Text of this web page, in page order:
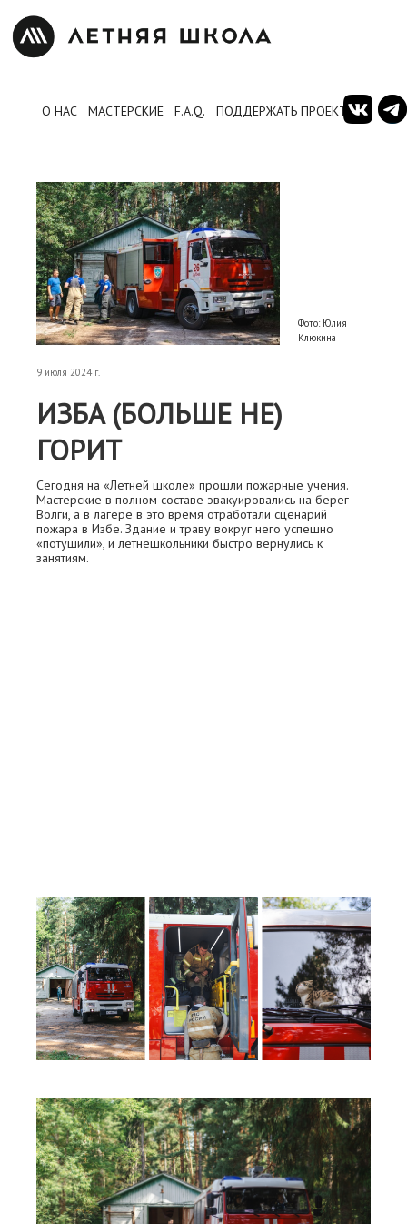
О НАС МАСТЕРСКИЕ F.A.Q. ПОДДЕРЖАТЬ ПРОЕКТ
Фото: Юлия
Клюкина
9 июля 2024 г.
ИЗБА (БОЛЬШЕ НЕ)
ГОРИТ
Сегодня на «Летней школе» прошли пожарные учения.
Мастерские в полном составе эвакуировались на берег
Волги, а в лагере в это время отработали сценарий
пожара в Избе. Здание и траву вокруг него успешно
«потушили», и летнешкольники быстро вернулись к
занятиям.